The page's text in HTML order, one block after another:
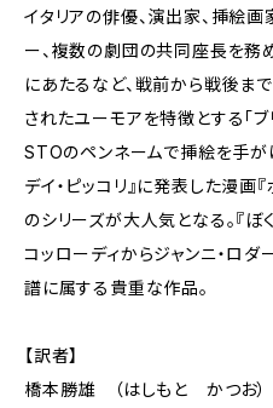
イタリアの俳優、演出家、挿絵
ー、複数の劇団の共同座長を務
にあたるなど、戦前から戦後ま
されたユーモアを特徴とする「ブ
STOのペンネームで挿絵を手が
デイ・ピッコリ』に発表した漫画
のシリーズが大人気となる。『ぼ
コッローディからジャンニ・ロ
譜に属する貴重な作品。
【訳者】
橋本勝雄 （はしもと かつお）